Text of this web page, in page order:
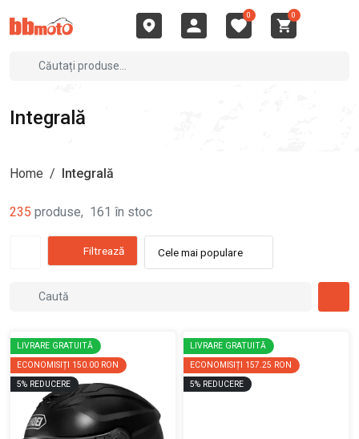
0 0
Integrală
Home / Integrală
235 produse, 161 în stoc
Filtrează Cele mai populare
LIVRARE GRATUITĂ
ECONOMISIȚI 150.00 RON
5% REDUCERE
LIVRARE GRATUITĂ
ECONOMISIȚI 157.25 RON
5% REDUCERE